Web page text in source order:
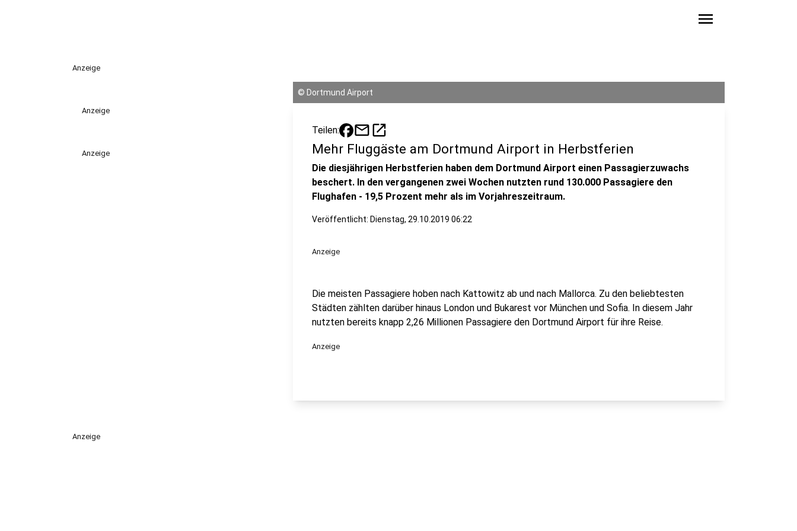
menu
Anzeige
Anzeige
Anzeige
© Dortmund Airport
Teilen: mailopen_in_new
Mehr Fluggäste am Dortmund Airport in Herbstferien
Die diesjährigen Herbstferien haben dem Dortmund Airport einen Passagierzuwachs
beschert. In den vergangenen zwei Wochen nutzten rund 130.000 Passagiere den
Flughafen - 19,5 Prozent mehr als im Vorjahreszeitraum.
Veröffentlicht: Dienstag, 29.10.2019 06:22
Anzeige
Die meisten Passagiere hoben nach Kattowitz ab und nach Mallorca. Zu den beliebtesten
Städten zählten darüber hinaus London und Bukarest vor München und Sofia. In diesem Jahr
nutzten bereits knapp 2,26 Millionen Passagiere den Dortmund Airport für ihre Reise.
Anzeige
Anzeige